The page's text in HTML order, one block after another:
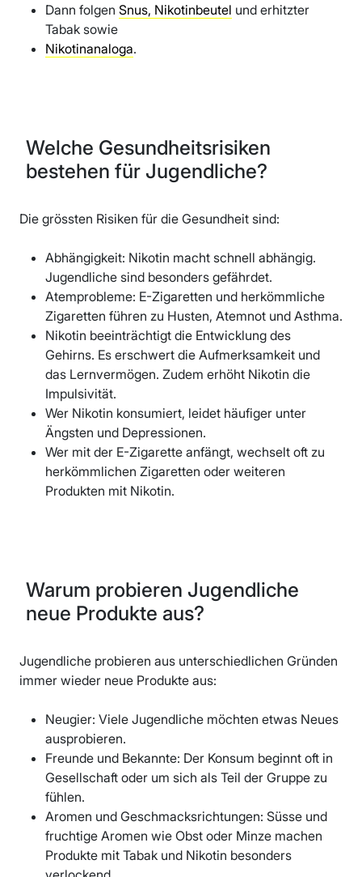
Dann folgen Snus, Nikotinbeutel und erhitzter
Tabak sowie
Nikotinanaloga.
Welche Gesundheitsrisiken
bestehen für Jugendliche?
Die grössten Risiken für die Gesundheit sind:
Abhängigkeit: Nikotin macht schnell abhängig.
Jugendliche sind besonders gefährdet.
Atemprobleme: E-Zigaretten und herkömmliche
Zigaretten führen zu Husten, Atemnot und Asthma.
Nikotin beeinträchtigt die Entwicklung des
Gehirns. Es erschwert die Aufmerksamkeit und
das Lernvermögen. Zudem erhöht Nikotin die
Impulsivität.
Wer Nikotin konsumiert, leidet häufiger unter
Ängsten und Depressionen.
Wer mit der E-Zigarette anfängt, wechselt oft zu
herkömmlichen Zigaretten oder weiteren
Produkten mit Nikotin.
Warum probieren Jugendliche
neue Produkte aus?
Jugendliche probieren aus unterschiedlichen Gründen
immer wieder neue Produkte aus:
Neugier: Viele Jugendliche möchten etwas Neues
ausprobieren.
Freunde und Bekannte: Der Konsum beginnt oft in
Gesellschaft oder um sich als Teil der Gruppe zu
fühlen.
Aromen und Geschmacksrichtungen: Süsse und
fruchtige Aromen wie Obst oder Minze machen
Produkte mit Tabak und Nikotin besonders